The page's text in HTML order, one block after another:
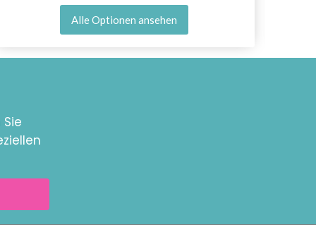
Alle Optionen ansehen